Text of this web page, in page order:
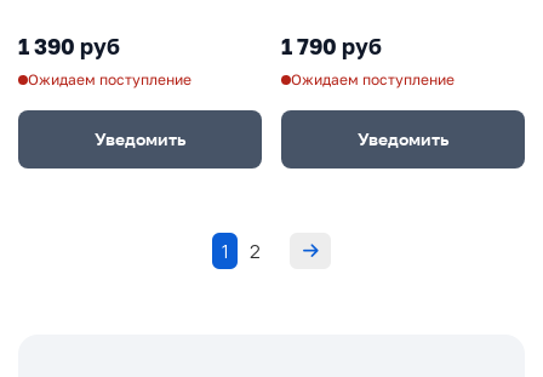
1 390 руб
Ожидаем поступление
Уведомить
1 790 руб
Ожидаем поступление
Уведомить
1 2